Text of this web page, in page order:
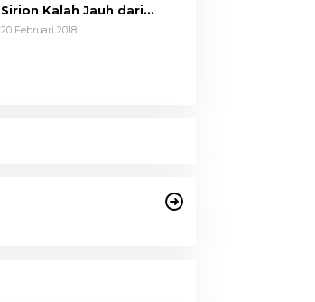
Sirion Kalah Jauh dari
Mobil LCGC
20 Februari 2018